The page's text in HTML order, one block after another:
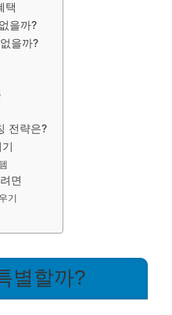
택
을까?
을까?
전략은?
면
기
별할까?